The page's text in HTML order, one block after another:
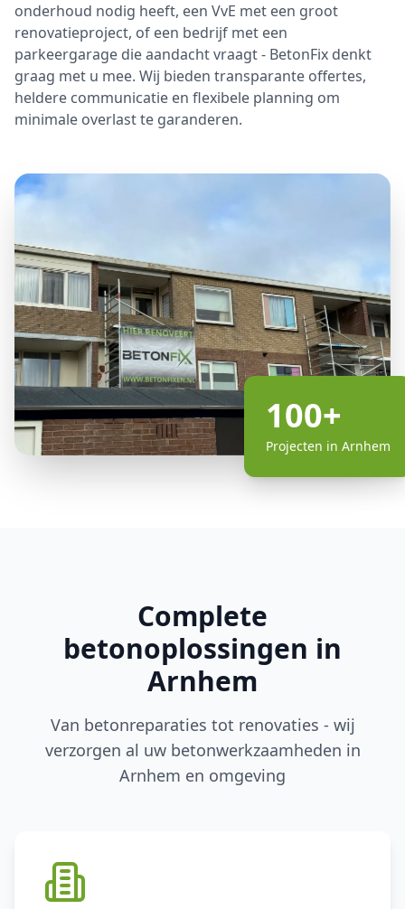
onderhoud nodig heeft, een VvE met een groot
renovatieproject, of een bedrijf met een
parkeergarage die aandacht vraagt - BetonFix denkt
graag met u mee. Wij bieden transparante offertes,
heldere communicatie en flexibele planning om
minimale overlast te garanderen.
100+
Projecten in Arnhem
Complete
betonoplossingen in
Arnhem
Van betonreparaties tot renovaties - wij
verzorgen al uw betonwerkzaamheden in
Arnhem en omgeving